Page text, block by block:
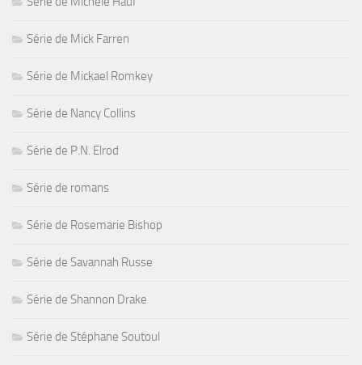
Série de Mick Farren
Série de Mickael Romkey
Série de Nancy Collins
Série de P.N. Elrod
Série de romans
Série de Rosemarie Bishop
Série de Savannah Russe
Série de Shannon Drake
Série de Stéphane Soutoul